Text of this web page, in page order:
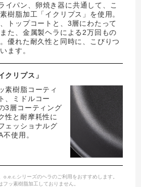
イパン、卵焼き器に共通して、こ
樹脂加工「イクリプス」を使用。
トップコートと、3層にわたって
た、金属製ヘラによる2万回もの
優れた耐久性と同時に、こびりつ
ます。
クリプス」
素樹脂コーティ
、ミドルコー
3層コーティング
性と耐摩耗性に
ェッショナルグ
使用。
シリーズのヘラのご利用をおすすめします。
ッ素樹脂加工しておりません。